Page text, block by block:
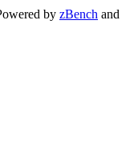
by zBench and